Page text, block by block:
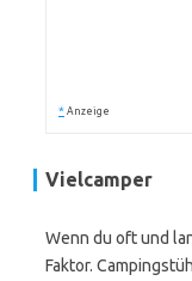
* Anzeige
Vielcamper
Wenn du oft und
Faktor.